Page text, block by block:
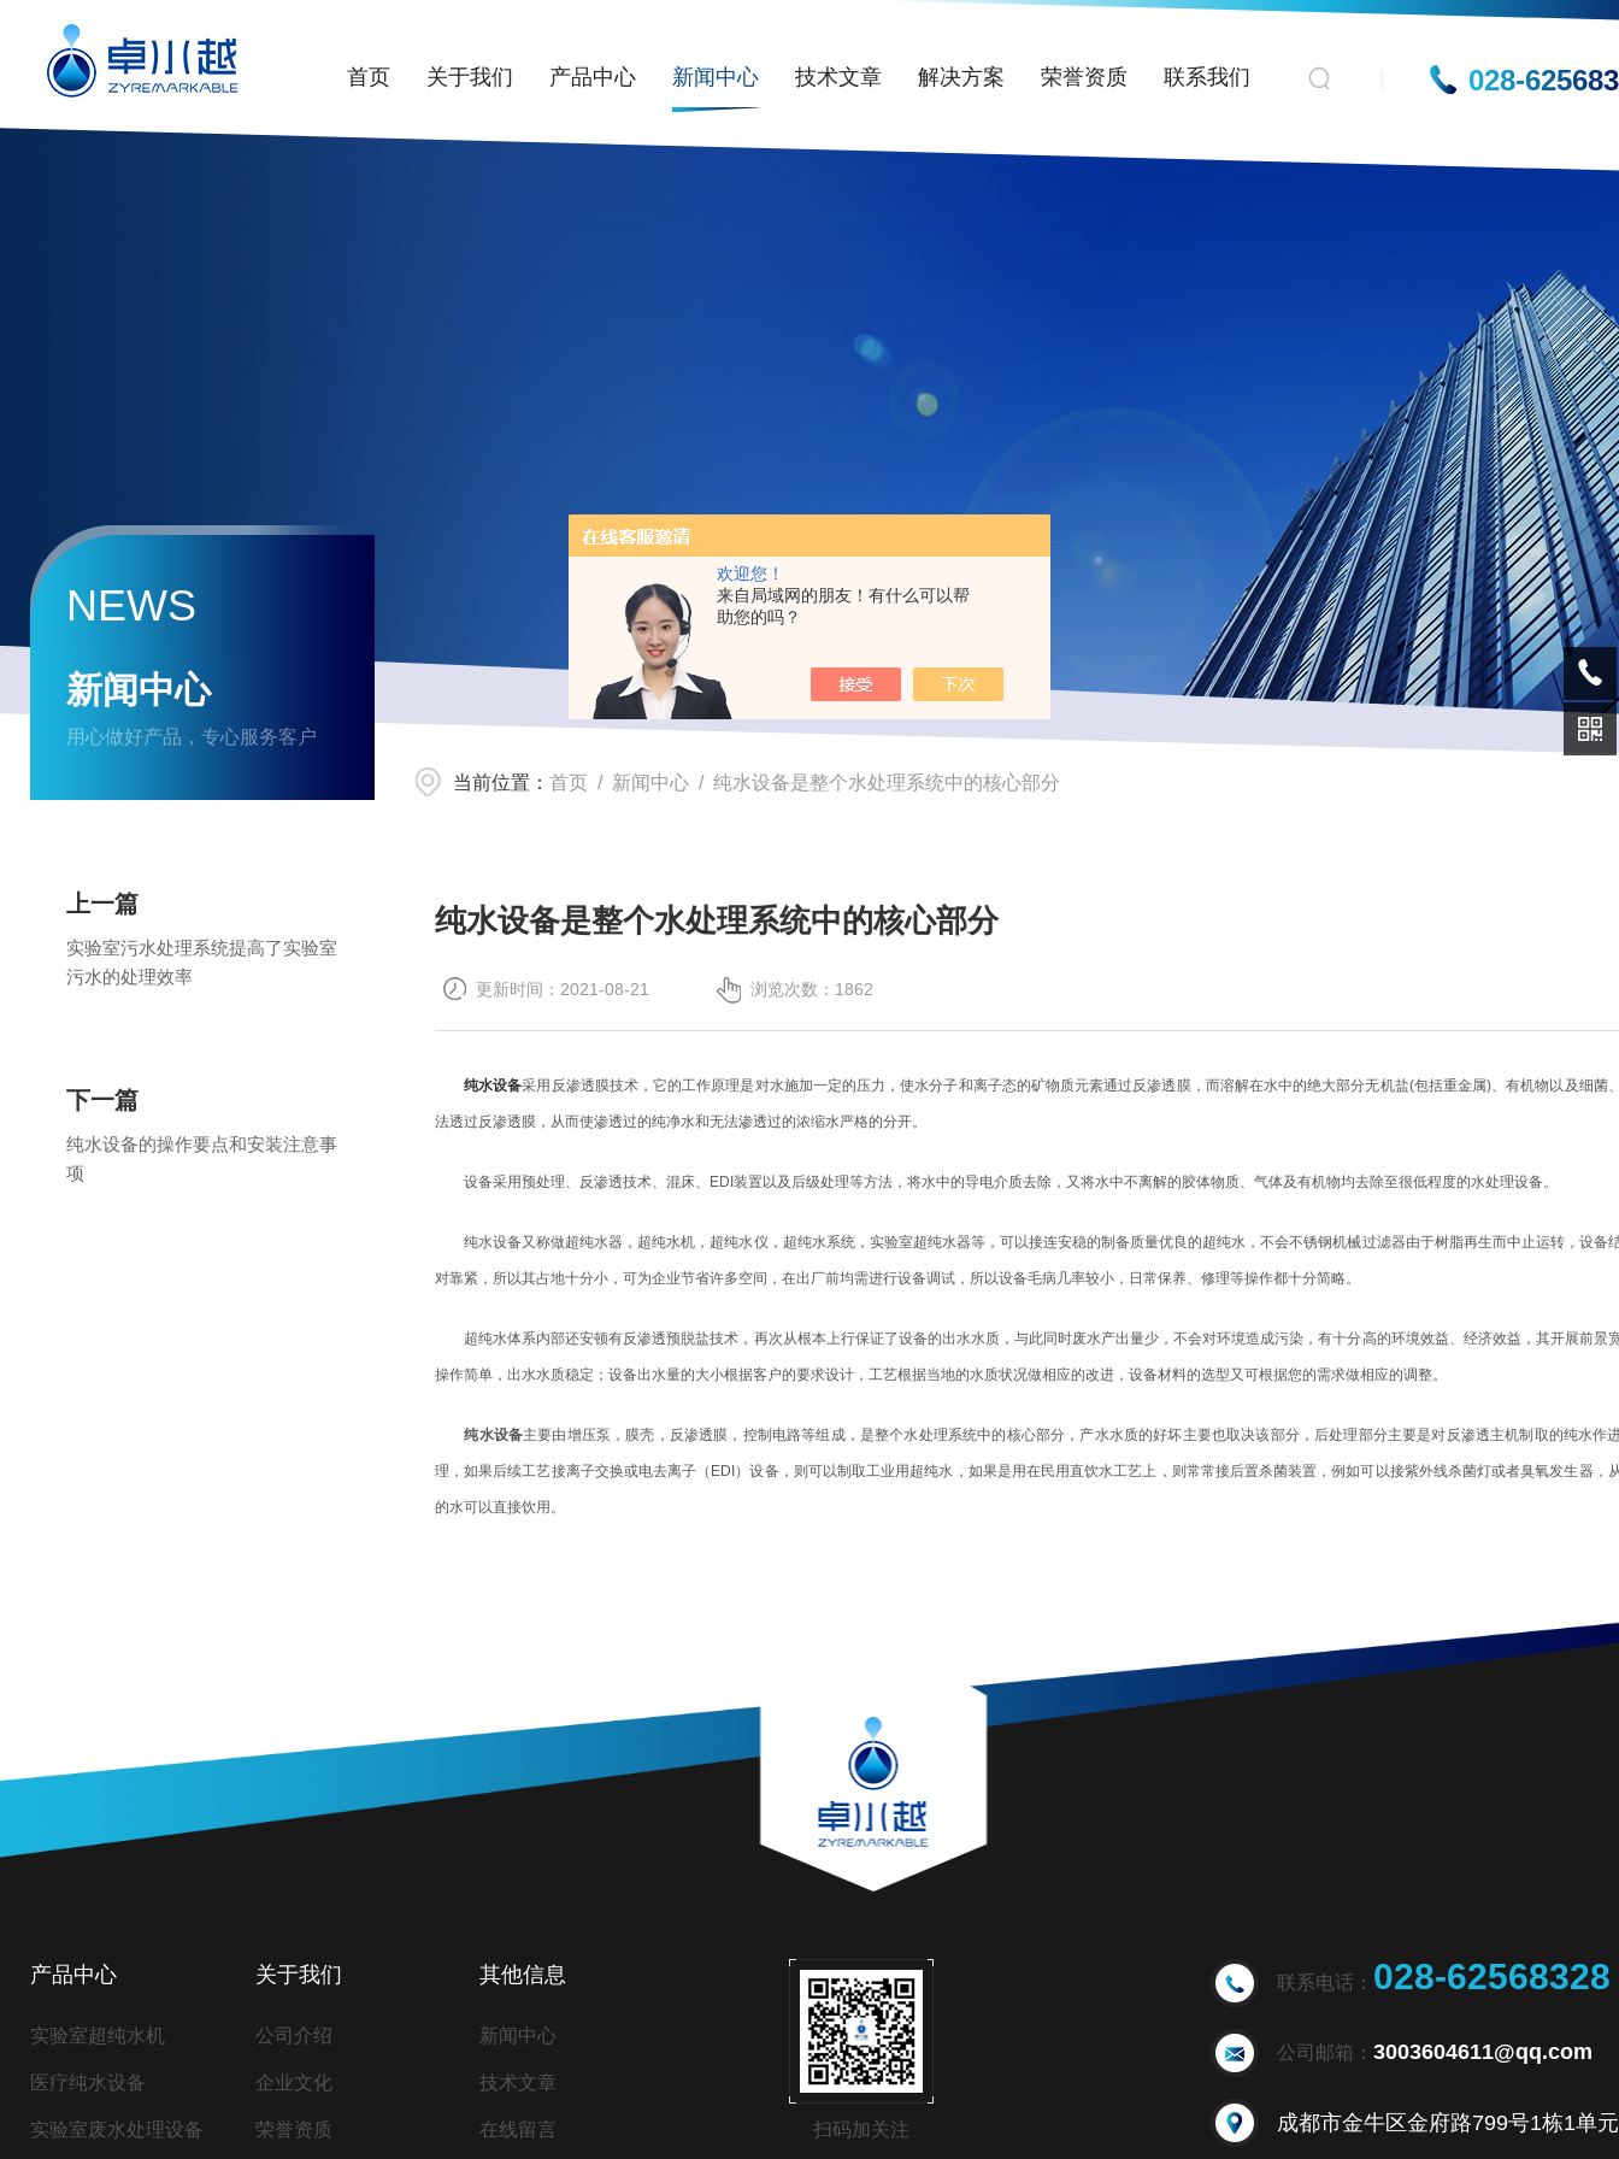
欢迎您！
来自局域网的朋友！有什么可以帮
助您的吗？
028-
首页 关于我们 产品中心 新闻中心 技术文章 解决方案 荣誉资质 联系我们
NEWS
新闻中心
用心做好产品，专心服务客户
当前位置： 首页 / 新闻中心 / 纯水设备是整个水处理系统中的核心部分
纯水设备是整个水处理系统中的核心部分
更新时间：2021-08-21 浏览次数：1862
纯水设备采用反渗透膜技术，它的工作原理是对水施加一定的压力，使水分子和离子态的矿物质元素通过反渗透膜，而溶解在水中的绝大部分无机盐(包括重金属)、有机物以及细菌
法透过反渗透膜，从而使渗透过的纯净水和无法渗透过的浓缩水严格的分开。
设备采用预处理、反渗透技术、混床、EDI装置以及后级处理等方法，将水中的导电介质去除，又将水中不离解的胶体物质、气体及有机物均去除至很低程度的水处理设备。
纯水设备又称做超纯水器，超纯水机，超纯水仪，超纯水系统，实验室超纯水器等，可以接连安稳的制备质量优良的超纯水，不会不锈钢机械过滤器由于树脂再生而中止运转，设备
对靠紧，所以其占地十分小，可为企业节省许多空间，在出厂前均需进行设备调试，所以设备毛病几率较小，日常保养、修理等操作都十分简略。
超纯水体系内部还安顿有反渗透预脱盐技术，再次从根本上行保证了设备的出水水质，与此同时废水产出量少，不会对环境造成污染，有十分高的环境效益、经济效益，其开展前景
操作简单，出水水质稳定；设备出水量的大小根据客户的要求设计，工艺根据当地的水质状况做相应的改进，设备材料的选型又可根据您的需求做相应的调整。
纯水设备主要由增压泵，膜壳，反渗透膜，控制电路等组成，是整个水处理系统中的核心部分，产水水质的好坏主要也取决该部分，后处理部分主要是对反渗透主机制取的纯水作
理，如果后续工艺接离子交换或电去离子（EDI）设备，则可以制取工业用超纯水，如果是用在民用直饮水工艺上，则常常接后置杀菌装置，例如可以接紫外线杀菌灯或者臭氧发生器，
的水可以直接饮用。
上一篇
实验室污水处理系统提高了实验室
污水的处理效率
下一篇
纯水设备的操作要点和安装注意事
项
产品中心
实验室超纯水机
医疗纯水设备
实验室废水处理设备
关于我们
公司介绍
企业文化
荣誉资质
其他信息
新闻中心
技术文章
在线留言 扫码加关注
联系电话： 028-62568328
公司邮箱： 3003604611@qq.com